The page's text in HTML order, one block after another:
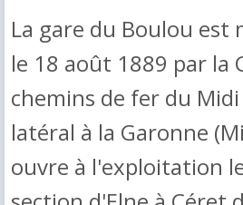
La gare du Boulou est
le 18 août 1889 par la
chemins de fer du
latéral à la Garonne
ouvre à l'exploitation